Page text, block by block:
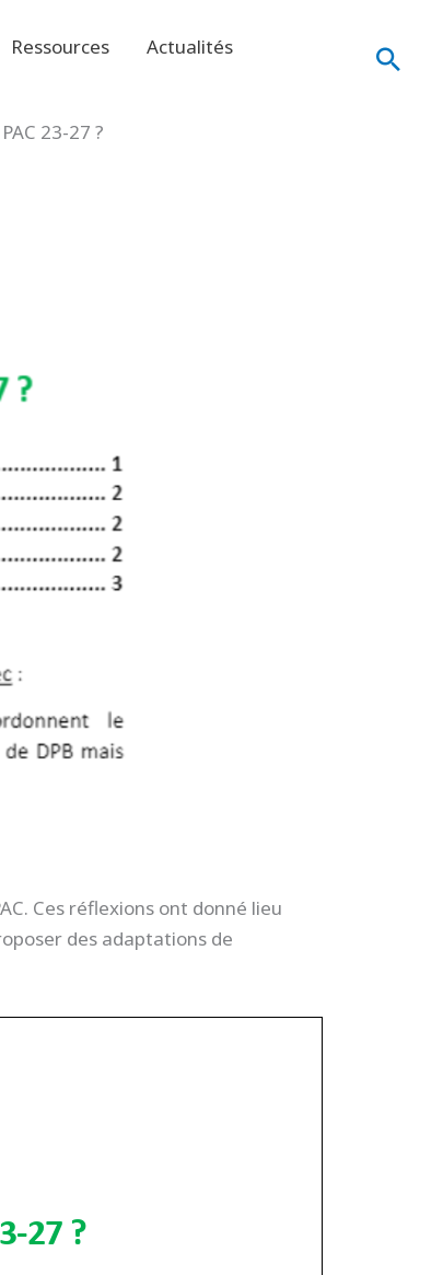
Ressources
Actualités
23-27 ?
Ces réflexions ont donné lieu
des adaptations de